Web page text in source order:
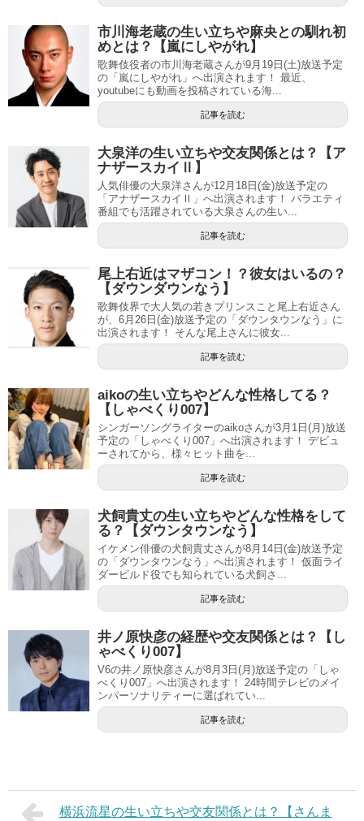
市川海老蔵の生い立ちや麻央との馴れ初
めとは？【嵐にしやがれ】
歌舞伎役者の市川海老蔵さんが9月19日(土)放送予定
の「嵐にしやがれ」へ出演されます！ 最近、
youtubeにも動画を投稿されている海...
記事を読む
大泉洋の生い立ちや交友関係とは？【ア
ナザースカイⅡ】
人気俳優の大泉洋さんが12月18日(金)放送予定の
「アナザースカイⅡ」へ出演されます！ バラエティ
番組でも活躍されている大泉さんの生い...
記事を読む
尾上右近はマザコン！？彼女はいるの？
【ダウンダウンなう】
歌舞伎界で大人気の若きプリンスこと尾上右近さん
が、6月26日(金)放送予定の「ダウンタウンなう」に
出演されます！ そんな尾上さんに彼女...
記事を読む
aikoの生い立ちやどんな性格してる？
【しゃべくり007】
シンガーソングライターのaikoさんが3月1日(月)放送
予定の「しゃべくり007」へ出演されます！ デビュ
ーされてから、様々ヒット曲を...
記事を読む
犬飼貴丈の生い立ちやどんな性格をして
る？【ダウンタウンなう】
イケメン俳優の犬飼貴丈さんが8月14日(金)放送予定
の「ダウンタウンなう」へ出演されます！ 仮面ライ
ダービルド役でも知られている犬飼さ...
記事を読む
井ノ原快彦の経歴や交友関係とは？【し
ゃべくり007】
V6の井ノ原快彦さんが8月3日(月)放送予定の「しゃ
べくり007」へ出演されます！ 24時間テレビのメイ
ンパーソナリティーに選ばれてい...
記事を読む
横浜流星の生い立ちや交友関係とは？【さんま